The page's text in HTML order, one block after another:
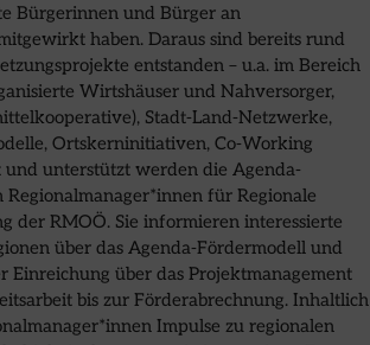
Bürgerinnen und Bürger an
haben. Daraus sind bereits rund
entstanden – u.a. im Bereich
Wirtshäuser und Nahversorger,
Stadt-Land-Netzwerke,
Ortskerninitiativen, Co-Working
und unterstützt werden die Agenda-
Regionalmanager*innen für Regionale
der RMOÖ. Sie informieren interessierte
über das Agenda-Fördermodell und
Einreichung über das Projektmanagement
bis zur Förderabrechnung. Inhaltlich
Impulse zu regionalen